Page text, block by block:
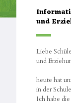
und
Liebe
und
heute hat
in der
Ich habe